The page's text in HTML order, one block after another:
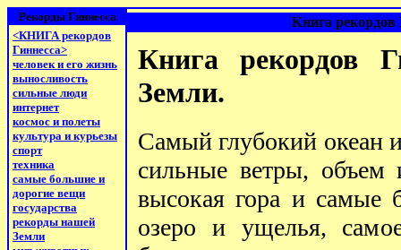
Рекорды Гиннесса
<КНИГА рекордов
Гиннесса>
человек и его жизнь
выносливость
сильные люди
интернет
космос и полеты
культура и курьезы
спорт
техника
самые большие и
дорогие вещи
государства
рекорды нашей
Земли
Книга
Книга рекордов
Земли.
Самый глубокий океан
сильные ветры, объем
высокая гора и самые
озеро и ущелья,